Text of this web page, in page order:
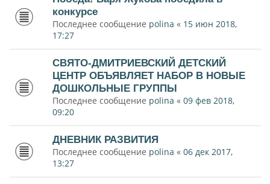
конкурсе
Последнее сообщение polina « 15 июн 2018,
17:27
СВЯТО-ДМИТРИЕВСКИЙ ДЕТСКИЙ
ЦЕНТР ОБЪЯВЛЯЕТ НАБОР В НОВЫЕ
ДОШКОЛЬНЫЕ ГРУППЫ
Последнее сообщение polina « 09 фев 2018,
09:20
ДНЕВНИК РАЗВИТИЯ
Последнее сообщение polina « 06 дек 2017,
13:27